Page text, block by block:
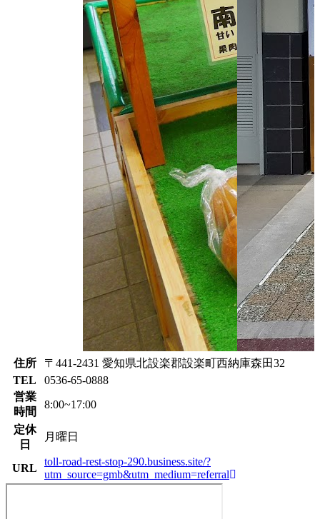
住所
〒441-2431 愛知県北設楽郡設楽町西納庫森田32
TEL
0536-65-0888
営業
時間
8:00~17:00
定休
日
月曜日
URL
toll-road-rest-stop-290.business.site/?
utm_source=gmb&utm_medium=referral